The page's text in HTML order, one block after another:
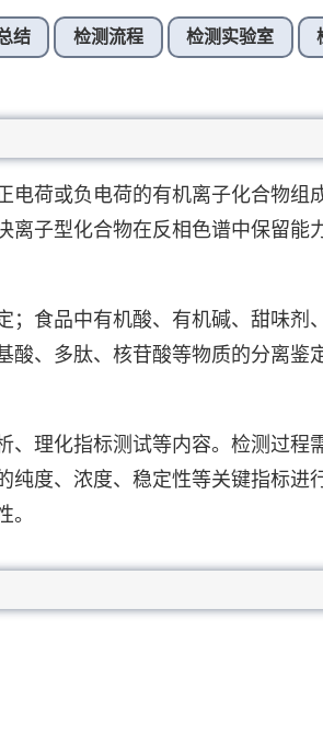
结 检测流程 检测实验室
电荷或负电荷的有机离子化合物组
离子型化合物在反相色谱中保留能
；食品中有机酸、有机碱、甜味剂
酸、多肽、核苷酸等物质的分离鉴
、理化指标测试等内容。检测过程
纯度、浓度、稳定性等关键指标进